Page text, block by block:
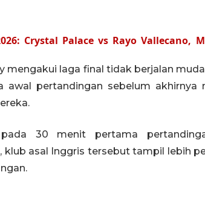
Crystal Palace vs Rayo Vallecano,
mengakui laga final tidak berjalan
awal pertandingan sebelum akhirnya
30 menit pertama
klub asal Inggris tersebut tampil lebih